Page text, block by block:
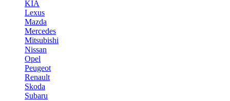
KIA
Lexus
Mazda
Mercedes
Mitsubishi
Nissan
Opel
Peugeot
Renault
Skoda
Subaru